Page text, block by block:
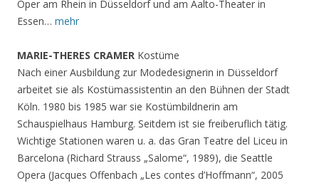
Oper am Rhein in Düsseldorf und am Aalto-Theater in
Essen… mehr
MARIE-THERES CRAMER Kostüme
Nach einer Ausbildung zur Modedesignerin in Düsseldorf
arbeitet sie als Kostümassistentin an den Bühnen der Stadt
Köln. 1980 bis 1985 war sie Kostümbildnerin am
Schauspielhaus Hamburg. Seitdem ist sie freiberuflich tätig.
Wichtige Stationen waren u. a. das Gran Teatre del Liceu in
Barcelona (Richard Strauss „Salome“, 1989), die Seattle
Opera (Jacques Offenbach „Les contes d’Hoffmann“, 2005